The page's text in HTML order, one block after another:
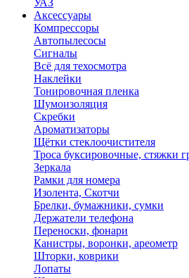
УАЗ
Аксесcуары
Компрессоры
Автопылесосы
Сигналы
Всё для техосмотра
Наклейки
Тонировочная пленка
Шумоизоляция
Скребки
Ароматизаторы
Щётки стеклоочистителя
Троса буксировочные, стяжки
Зеркала
Рамки для номера
Изолента, Скотчи
Брелки, бумажники, сумки
Держатели телефона
Переноски, фонари
Канистры, воронки, ареометр
Шторки, коврики
Лопаты